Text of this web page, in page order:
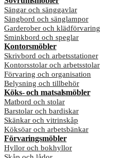
Sängar och sänggavlar
Sängbord och sänglampor
Garderober och klädförvaring
Sminkbord och speglar
Kontorsmöbler
Skrivbord och arbetsstationer
Kontorsstolar och arbetsstolar
Förvaring och organisation
Belysning och tillbehör
Köks- och matsalsmöbler
Matbord och stolar
Barstolar och bardiskar
Skänkar och vitrinskåp
Köksöar och arbetsbänkar
Förvaringsmöbler
Hyllor och bokhyllor